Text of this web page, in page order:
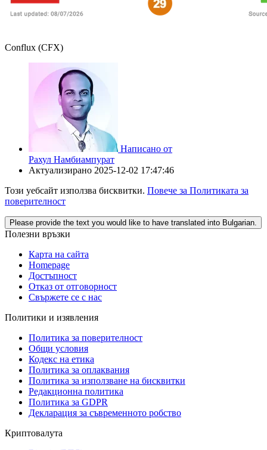
Conflux (CFX)
Написано от
Рахул Намбиампурат
Актуализирано 2025-12-02 17:47:46
Този уебсайт използва бисквитки. Повече за Политиката за
поверителност
Please provide the text you would like to have translated into Bulgarian.
Полезни връзки
Карта на сайта
Homepage
Достъпност
Отказ от отговорност
Свържете се с нас
Политики и изявления
Политика за поверителност
Общи условия
Кодекс на етика
Политика за оплаквания
Политика за използване на бисквитки
Редакционна политика
Политика за GDPR
Декларация за съвременното робство
Криптовалута